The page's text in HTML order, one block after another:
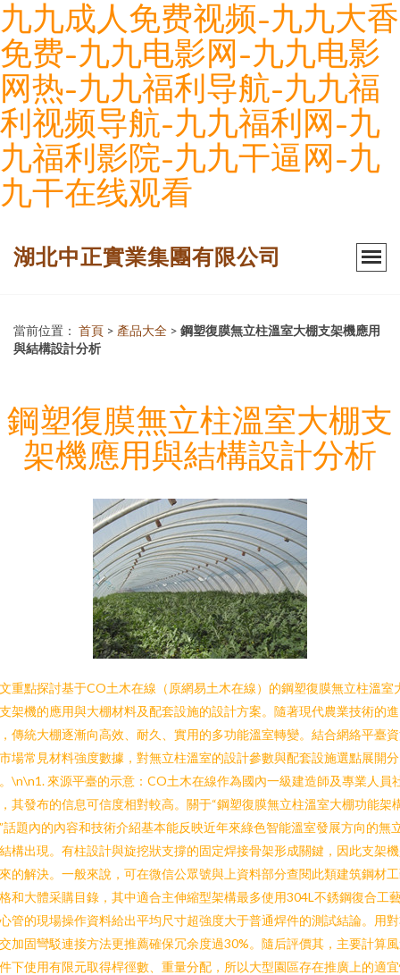
九九成人免费视频-九九大香
免费-九九电影网-九九电影
网热-九九福利导航-九九福
利视频导航-九九福利网-九
九福利影院-九九干逼网-九
九干在线观看
湖北中正實業集團有限公司
當前位置： 首頁 > 產品大全 > 鋼塑復膜無立柱溫室大棚支架機應用
與結構設計分析
鋼塑復膜無立柱溫室大棚支
架機應用與結構設計分析
重點探討基于CO土木在線（原網易土木在線）的鋼塑復膜無立柱溫室
架機的應用與大棚材料及配套設施的設計方案。隨著現代農業技術的進
傳統大棚逐漸向高效、耐久、實用的多功能溫室轉變。結合網絡平臺
場常見材料強度數據，對無立柱溫室的設計參數與配套設施選點展開分
\n\n1. 來源平臺的示意：CO土木在線作為國內一級建造師及專業人員
其發布的信息可信度相對較高。關于“鋼塑復膜無立柱溫室大棚功能架
話題內的內容和技術介紹基本能反映近年來綠色智能溫室發展方向的無
構出現。有柱設計與旋挖狀支撐的固定焊接骨架形成關鍵，因此支架
的解決。一般來說，可在微信公眾號與上資料部分查閱此類建筑鋼材
和大體采購目錄，其中適合主伸縮型架構最多使用304L不銹鋼復合工
管的現場操作資料給出平均尺寸超強度大于普通焊件的測試結論。用
加固彎駁連接方法更推薦確保冗余度過30%。隨后評價其，主要計算
下使用有限元取得桿徑數、重量分配，所以大型園區存在推廣上的適